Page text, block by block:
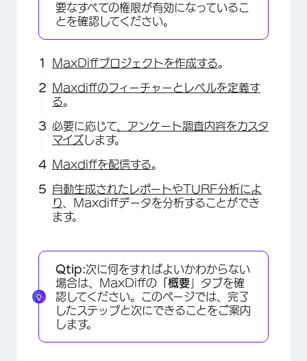
要なすべての権限が有効になっているこ
とを確認してください。
MaxDiffプロジェクトを作成する。
Maxdiffのフィーチャーとレベルを定義す
る。
必要に応じて 、アンケート調査内容をカスタ
マイズします。
Maxdiffを配信する。
自動生成されたレポートやTURF分析によ
り 、Maxdiffデータを分析することができ
ます。
Qtip:次に何をすればよいかわからない
場合は、MaxDiffの 「概要 」タブを確
認してください。このページでは、完了
したステップと次にできることをご案内
します。